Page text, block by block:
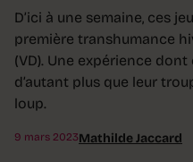
D’ici à une semaine, ces
première transhumance
(VD). Une expérience
d’autant plus que leur
loup.
9 mars 2023Mathilde Jaccard